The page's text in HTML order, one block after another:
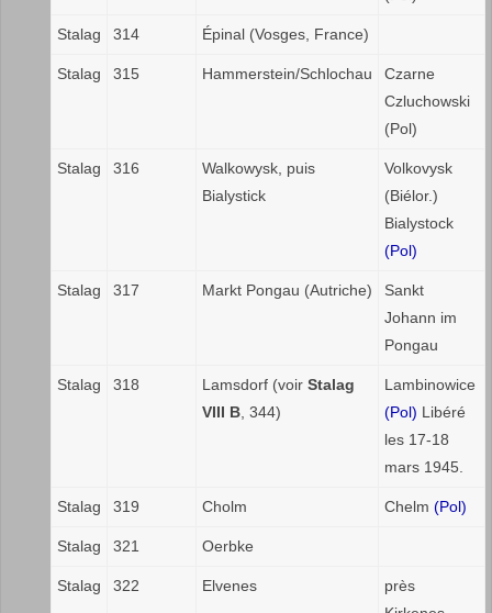
Stalag 314 Épinal (Vosges, France)
Stalag 315 Hammerstein/Schlochau
Czarne
Czluchowski
(Pol)
Stalag 316
Walkowysk, puis
Bialystick
Volkovysk
(Biélor.)
Bialystock
(Pol)
Stalag 317 Markt Pongau (Autriche)
Sankt
Johann im
Pongau
Stalag 318 Lamsdorf (voir Stalag
VIII B , 344)
Lambinowice
(Pol) Libéré
les 17-18
mars 1945.
Stalag 319 Cholm Chelm (Pol)
Stalag 321 Oerbke
Stalag 322 Elvenes
près